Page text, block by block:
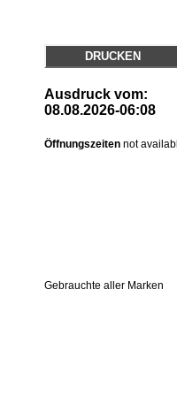
DRUCKEN
Ausdruck vom:
08.08.2026-06:08
Öffnungszeiten not
Gebrauchte aller Marken